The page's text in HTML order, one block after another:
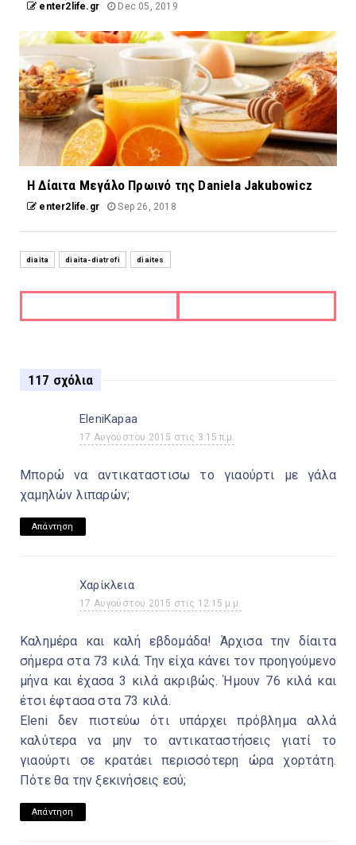
enter2life.gr Dec 05, 2019
Η Δίαιτα Μεγάλο Πρωινό της Daniela Jakubowicz
enter2life.gr Sep 26, 2018
diaita diaita-diatrofi diaites
117 σχόλια
EleniKapaa
17 Αυγούστου 2015 στις 3:15 π.μ.
Μπορώ να αντικαταστισω το γιαούρτι με γάλα
χαμηλών λιπαρών;
Απάντηση
Χαρίκλεια
17 Αυγούστου 2015 στις 12:15 μ.μ.
Καλημέρα και καλή εβδομάδα! Άρχισα την δίαιτα
σήμερα στα 73 κιλά. Την είχα κάνει τον προηγούμενο
μήνα και έχασα 3 κιλά ακριβώς. Ήμουν 76 κιλά και
έτσι έφτασα στα 73 κιλά.
Eleni δεν πιστεύω ότι υπάρχει πρόβλημα αλλά
καλύτερα να μην το αντικαταστήσεις γιατί το
γιαούρτι σε κρατάει περισσότερη ώρα χορτάτη.
Πότε θα την ξεκινήσεις εσύ;
Απάντηση